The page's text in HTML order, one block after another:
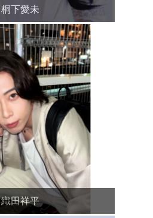
桐下愛未
織田祥平